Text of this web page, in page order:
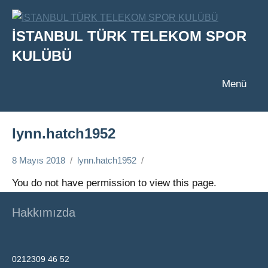
İçeriğe
İSTANBUL TÜRK TELEKOM SPOR
KULÜBÜ
Menü
lynn.hatch1952
8 Mayıs 2018 lynn.hatch1952
You do not have permission to view this page.
Hakkımızda
0212309 46 52